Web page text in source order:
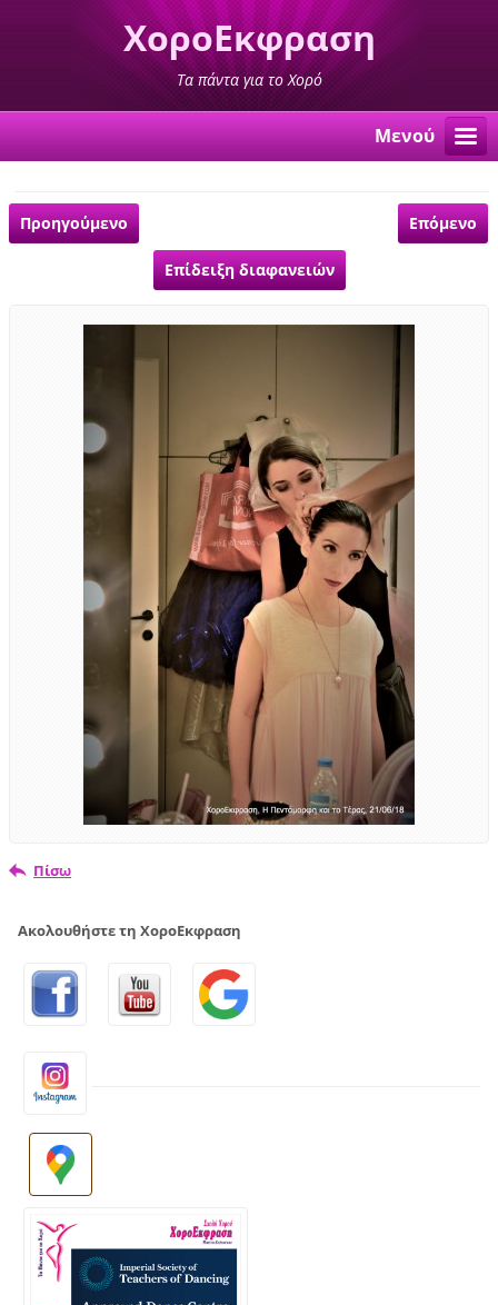
ΧοροΕκφραση
Τα πάντα για το Χορό
Μενού
Προηγούμενο Επόμενο
Επίδειξη διαφανειών
Πίσω
Ακολουθήστε τη ΧοροΕκφραση